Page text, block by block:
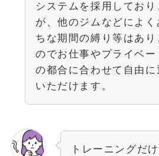
システムを採用しており
が、他のジムなどによく
ちな期間の縛り等はあり
のでお仕事やプライベー
の都合に合わせて自由に
いただけます。
トレーニングだ